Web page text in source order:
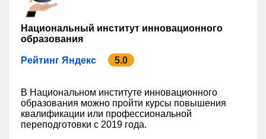
Национальный институт инновационного
образования
Рейтинг Яндекс 5.0
В Национальном институте инновационного
образования можно пройти курсы повышения
квалификации или профессиональной
переподготовки с 2019 года.